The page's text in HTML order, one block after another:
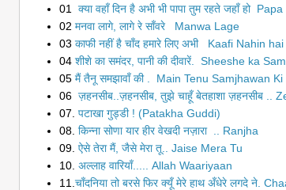
01 क्या वहाँ दिन है अभी भी पापा तुम रहते जहाँ हो Papa
02 मनवा लागे, लागे रे साँवरे Manwa Lage
03 काफी नहीं है चाँद हमारे लिए अभी Kaafi Nahin
04 शीशे का समंदर, पानी की दीवारें. Sheeshe ka
05 मैं तैनू समझावाँ की . Main Tenu Samjhawan Ki ..
06 ज़हनसीब..ज़हनसीब, तुझे चाहूँ बेतहाशा ज़हनसीब ..
07. पटाखा गुड्डी ! (Patakha Guddi)
08. किन्‍ना सोणा यार हीर वेखदी नज़ारा .. Ranjha
09. ऐसे तेरा मैं, जैसे मेरा तू.. Jaise Mera Tu
10. अल्लाह वारियाँ..... Allah Waariyaan
11. चाँदनिया तो बरसे फिर क्यूँ मेरे हाथ अँधेरे लगदे ने.